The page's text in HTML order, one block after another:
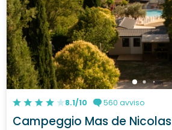
8.1/10 560 avviso
Campeggio Mas de Nicolas